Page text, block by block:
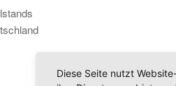
Diese Seite nutzt